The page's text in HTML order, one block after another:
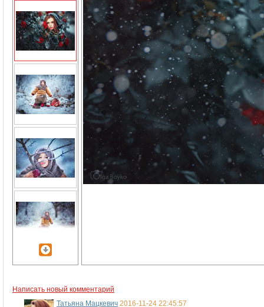
Написать новый комментарий
Татьяна Мацкевич 2016-11-24 22:45:57